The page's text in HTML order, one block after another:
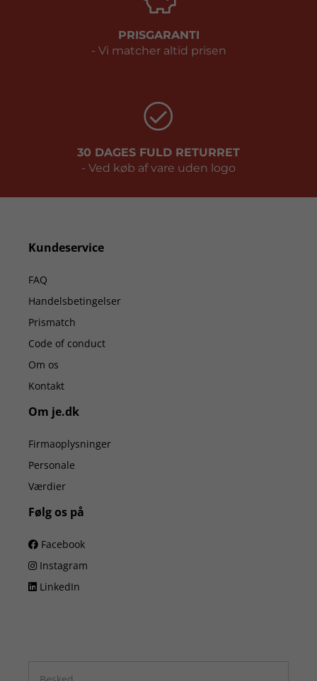
PRISGARANTI
- Vi matcher altid prisen
30 DAGES FULD RETURRET
- Ved køb af vare uden logo
Kundeservice
FAQ
Handelsbetingelser
Prismatch
Code of conduct
Om os
Kontakt
Om je.dk
Firmaoplysninger
Personale
Værdier
Følg os på
Facebook
Instagram
LinkedIn